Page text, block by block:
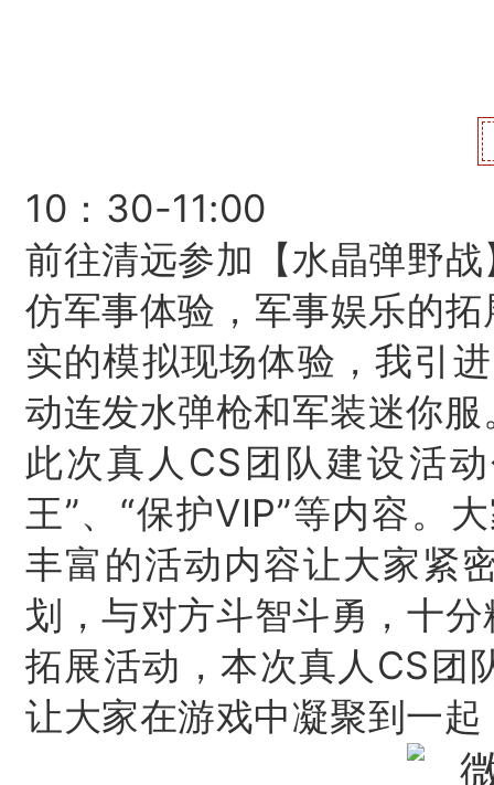
10： 30-11:00
前往清远参加【水晶弹野
仿军事体验，军事娱乐的
实的模拟现场体验，我引
动连发水弹枪和军装迷你服
此次真人CS团队建设活
王”、“保护VIP”等内容。
丰富的活动内容让大家紧
划，与对方斗智斗勇，十
拓展活动，本次真人CS团
让大家在游戏中凝聚到一